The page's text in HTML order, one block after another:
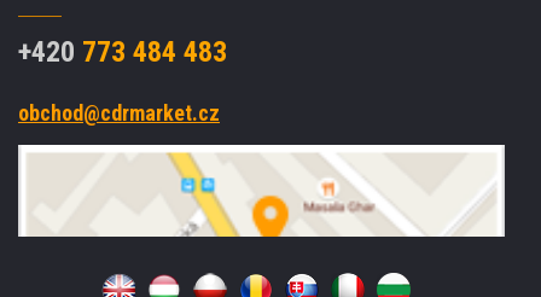
+420 773 484 483
obchod@cdrmarket.cz